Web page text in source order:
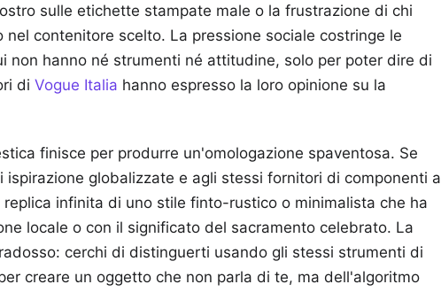
sulle etichette stampate male o la frustrazione di chi
contenitore scelto. La pressione sociale costringe le
non hanno né strumenti né attitudine, solo per poter dire di
di Vogue Italia hanno espresso la loro opinione su la
finisce per produrre un'omologazione spaventosa. Se
globalizzate e agli stessi fornitori di componenti a
infinita di uno stile finto-rustico o minimalista che ha
locale o con il significato del sacramento celebrato. La
cerchi di distinguerti usando gli stessi strumenti di
creare un oggetto che non parla di te, ma dell'algoritmo